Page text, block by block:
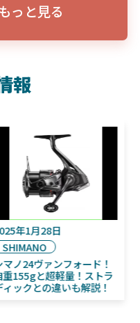
っと見る
報
月2日
コンプレックス
トリグを意のまま
ァンフォードとの
自重